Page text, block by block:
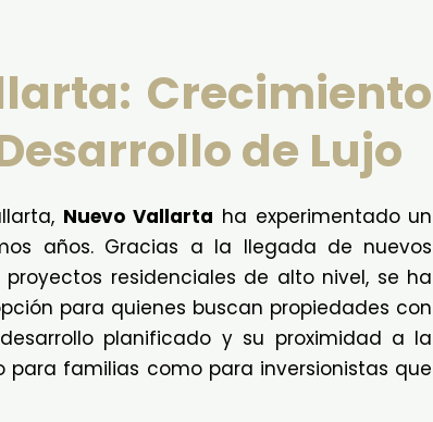
Crecimiento
de Lujo
Nuevo Vallarta ha experimentado un
años. Gracias a la llegada de nuevos
residenciales de alto nivel, se ha
para quienes buscan propiedades con
planificado y su proximidad a la
familias como para inversionistas que